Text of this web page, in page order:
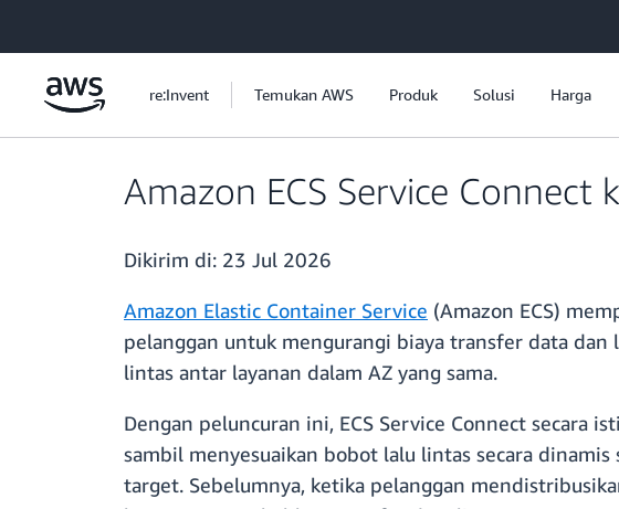
re:Invent Temukan AWS Produk Solusi Harga
Amazon ECS Service
Dikirim di: 23 Jul 2026
Amazon Elastic Container Service (Amazon ECS)
pelanggan untuk mengurangi biaya transfer data
lintas antar layanan dalam AZ yang sama.
Dengan peluncuran ini, ECS Service Connect secara
sambil menyesuaikan bobot lalu lintas secara
target. Sebelumnya, ketika pelanggan